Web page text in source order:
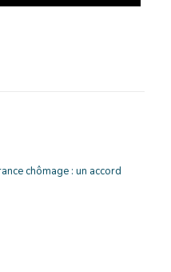
chômage : un accord